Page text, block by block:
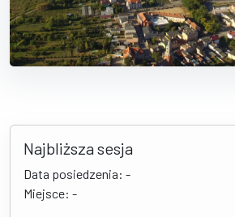
Najbliższa sesja
Data posiedzenia: -
Miejsce: -